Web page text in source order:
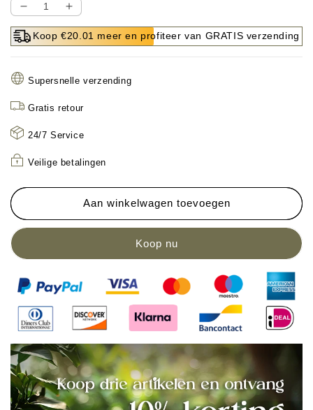
Aantal
verlagen
voor
katapultkorrels
Aantal
verhogen
voor
Koop €20.01 meer en profiteer van GRATIS verzending
Supersnelle verzending
Gratis retour
24/7 Service
Veilige betalingen
Aan winkelwagen toevoegen